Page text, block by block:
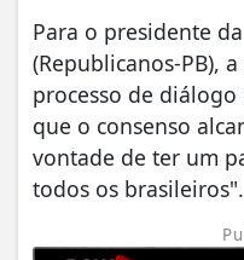
Para o presidente
(Republicanos-PB),
processo de
que o consenso
vontade de ter um
todos os brasileiros".